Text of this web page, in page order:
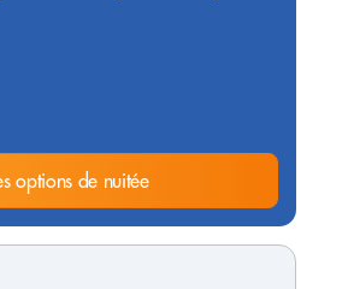
options de nuitée